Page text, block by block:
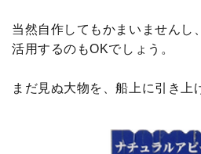
当然自作してもかまいませんし
活用するのもOKでしょう。
まだ見ぬ大物を、船上に引き上